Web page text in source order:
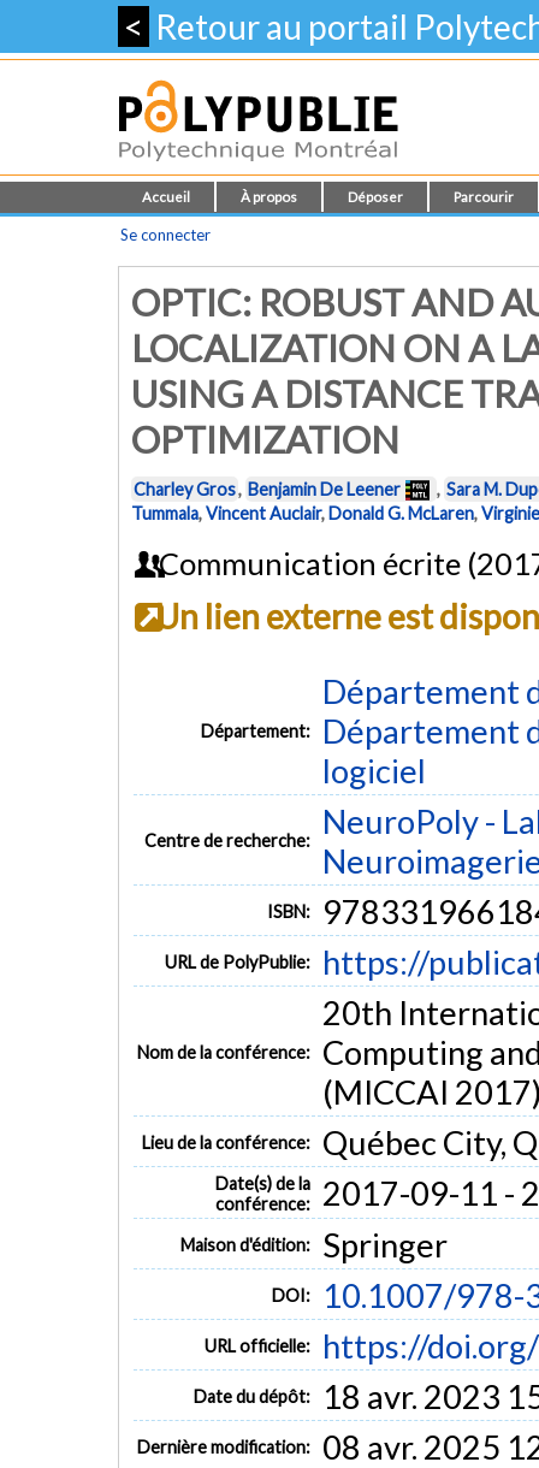
< Retour au portail
Accueil À propos Déposer Parcourir
Se connecter
OPTIC: ROBUST AND
LOCALIZATION ON A
USING A DISTANCE
OPTIMIZATION
Charley Gros, Benjamin De Leener , Sara M.
Tummala,Vincent Auclair,Donald G. McLaren,
Communication écrite
Un lien externe est
Département:
Département
Département
logiciel
Centre de recherche:
NeuroPoly -
ISBN:
URL de PolyPublie: https://
Nom de la conférence:
20th
Computing
(MICCAI
Lieu de la conférence: Québec City,
Date(s) de la
conférence:
2017-09-11 -
Maison d'édition: Springer
DOI: 10.1007/978-
URL officielle: https://
Date du dépôt: 18 avr. 2023
Dernière modification: 08 avr. 2025